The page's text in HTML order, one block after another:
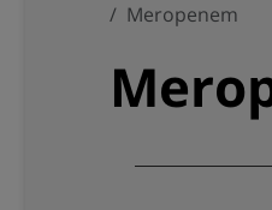
Meropenem